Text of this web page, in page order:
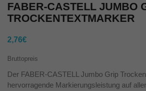
FABER-CASTELL JUMBO
TROCKENTEXTMARKER
2,76€
Bruttopreis
Der FABER-CASTELL Jumbo Grip
hervorragende Markierungsleistung auf